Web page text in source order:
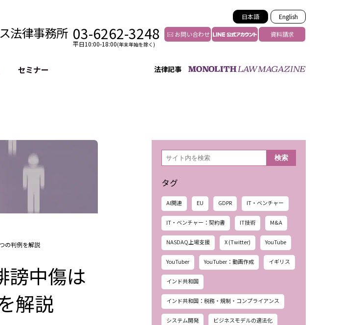
日本語 English
法律事務所 03-6262-3248
平日10:00-18:00(年末年始を除く)
お問い合わせ 資料請求
法律記事
リスティング汚染の削除対策
YouTube等SNSのM&A
セミナー
の判例を解説
謗中傷は
解説
検
索 検索
タグ
AI関連 EU GDPR IT・ベンチャー
IT・ベンチャー：契約書 IT技術 M&A
NASDAQ上場支援 X (Twitter) YouTube
YouTuber YouTuber：動画作成 イギリス
インド共和国
インド共和国：税務・規制・コンプライアンス
システム開発 ビジネスモデルの適法化